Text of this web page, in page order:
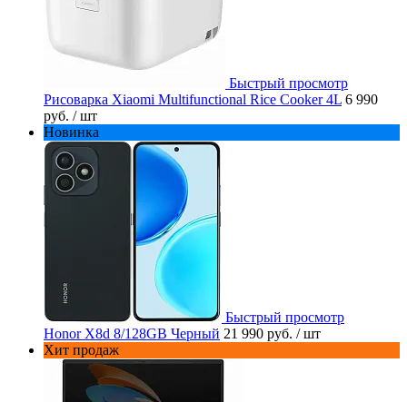
Быстрый просмотр
Рисоварка Xiaomi Multifunctional Rice Cooker 4L 6 990
руб. / шт
Новинка
Быстрый просмотр
Honor X8d 8/128GB Черный 21 990 руб. / шт
Хит продаж